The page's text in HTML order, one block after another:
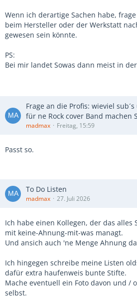
Wenn ich derartige Sachen habe,
beim Hersteller oder der Werkstatt
gewesen sein könnte.
PS:
Bei mir landet Sowas dann meist in
Frage an die Profis: wieviel
für ne Rock cover Band machen
madmax Freitag, 15:59
Passt so.
To Do Listen
madmax 27. Juli 2026
Ich habe einen Kollegen, der das alles
mit keine-Ahnung-mit-was managt.
Und ansich auch 'ne Menge Ahnung
Ich hingegen schreibe meine Listen
dafür extra haufenweis bunte Stifte.
Mache eventuell ein Foto davon und /
selbst.